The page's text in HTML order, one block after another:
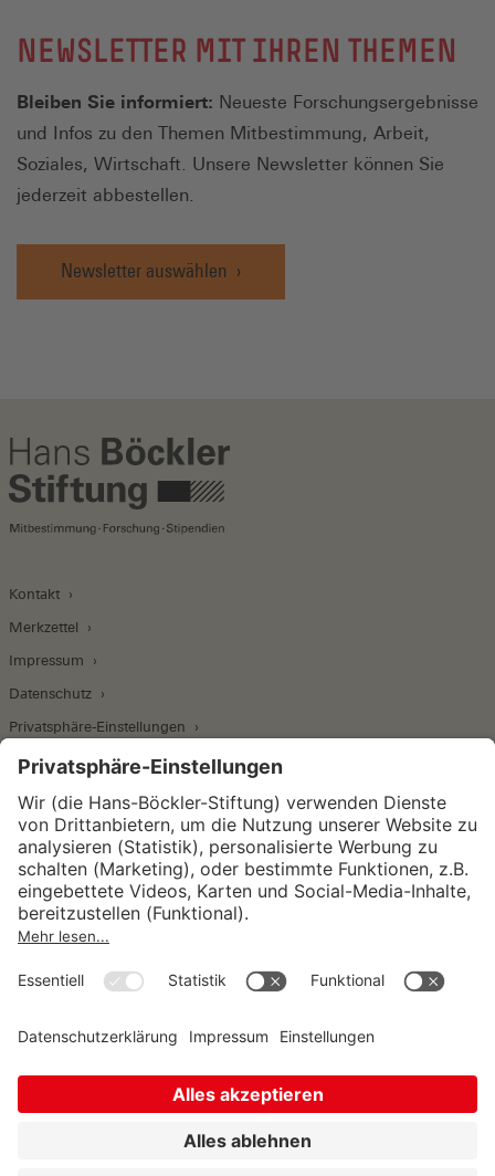
NEWSLETTER MIT IHREN THEMEN
Bleiben Sie informiert: Neueste Forschungsergebnisse
und Infos zu den Themen Mitbestimmung, Arbeit,
Soziales, Wirtschaft. Unsere Newsletter können Sie
jederzeit abbestellen.
Newsletter auswählen
Kontakt
Merkzettel
Impressum
Datenschutz
Privatsphäre-Einstellungen
Wirtschafts- und Sozialwissenschaftliches Institut
Institut für Makroökonomie und
Konjunkturforschung
Unternehmensführung
Sozialrecht